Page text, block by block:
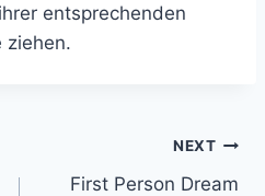
entsprechenden
ziehen.
NEXT
First Person Dream